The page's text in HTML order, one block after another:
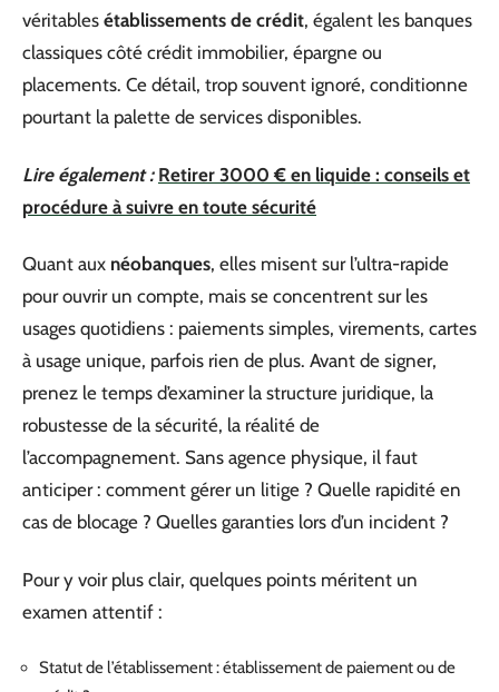
véritables établissements de crédit, égalent les banques
classiques côté crédit immobilier, épargne ou
placements. Ce détail, trop souvent ignoré, conditionne
pourtant la palette de services disponibles.
Lire également : Retirer 3000 € en liquide : conseils et
procédure à suivre en toute sécurité
Quant aux néobanques, elles misent sur l’ultra-rapide
pour ouvrir un compte, mais se concentrent sur les
usages quotidiens : paiements simples, virements, cartes
à usage unique, parfois rien de plus. Avant de signer,
prenez le temps d’examiner la structure juridique, la
robustesse de la sécurité, la réalité de
l’accompagnement. Sans agence physique, il faut
anticiper : comment gérer un litige ? Quelle rapidité en
cas de blocage ? Quelles garanties lors d’un incident ?
Pour y voir plus clair, quelques points méritent un
examen attentif :
Statut de l’établissement : établissement de paiement ou de